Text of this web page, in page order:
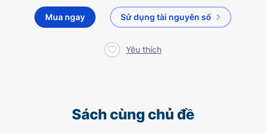
Mua ngay Sử dụng tài nguyên số
Yêu thích
Sách cùng chủ đề